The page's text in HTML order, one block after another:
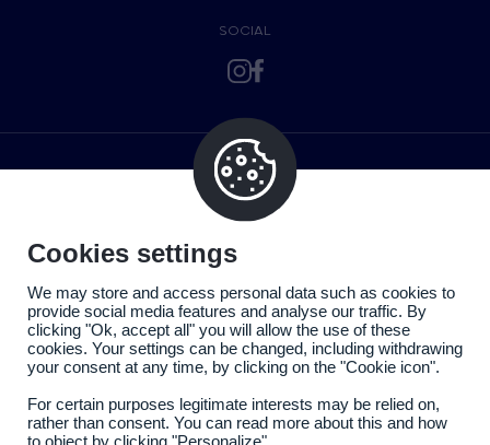
SOCIAL
Cookies settings
We may store and access personal data such as cookies to
provide social media features and analyse our traffic. By
clicking "Ok, accept all" you will allow the use of these
cookies. Your settings can be changed, including withdrawing
your consent at any time, by clicking on the "Cookie icon".
For certain purposes legitimate interests may be relied on,
rather than consent. You can read more about this and how
to object by clicking "Personalize".